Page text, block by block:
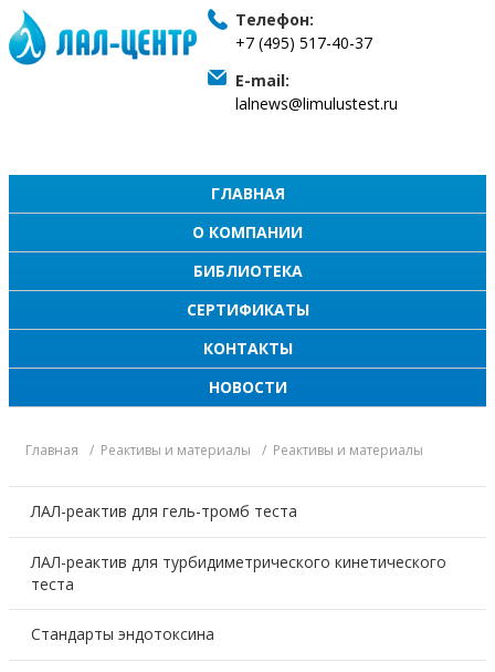
Телефон:
+7 (495) 517-40-37
E-mail:
lalnews@limulustest.ru
ГЛАВНАЯ
О КОМПАНИИ
БИБЛИОТЕКА
СЕРТИФИКАТЫ
КОНТАКТЫ
НОВОСТИ
Главная Реактивы и материалы Реактивы и материалы
ЛАЛ-реактив для гель-тромб теста
ЛАЛ-реактив для турбидиметрического кинетического
теста
Стандарты эндотоксина